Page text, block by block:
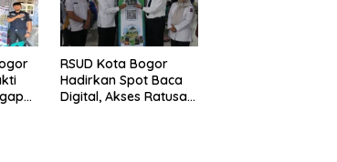
RSUD Kota Bogor
Hadirkan Spot Baca
Digital, Akses Ratusan